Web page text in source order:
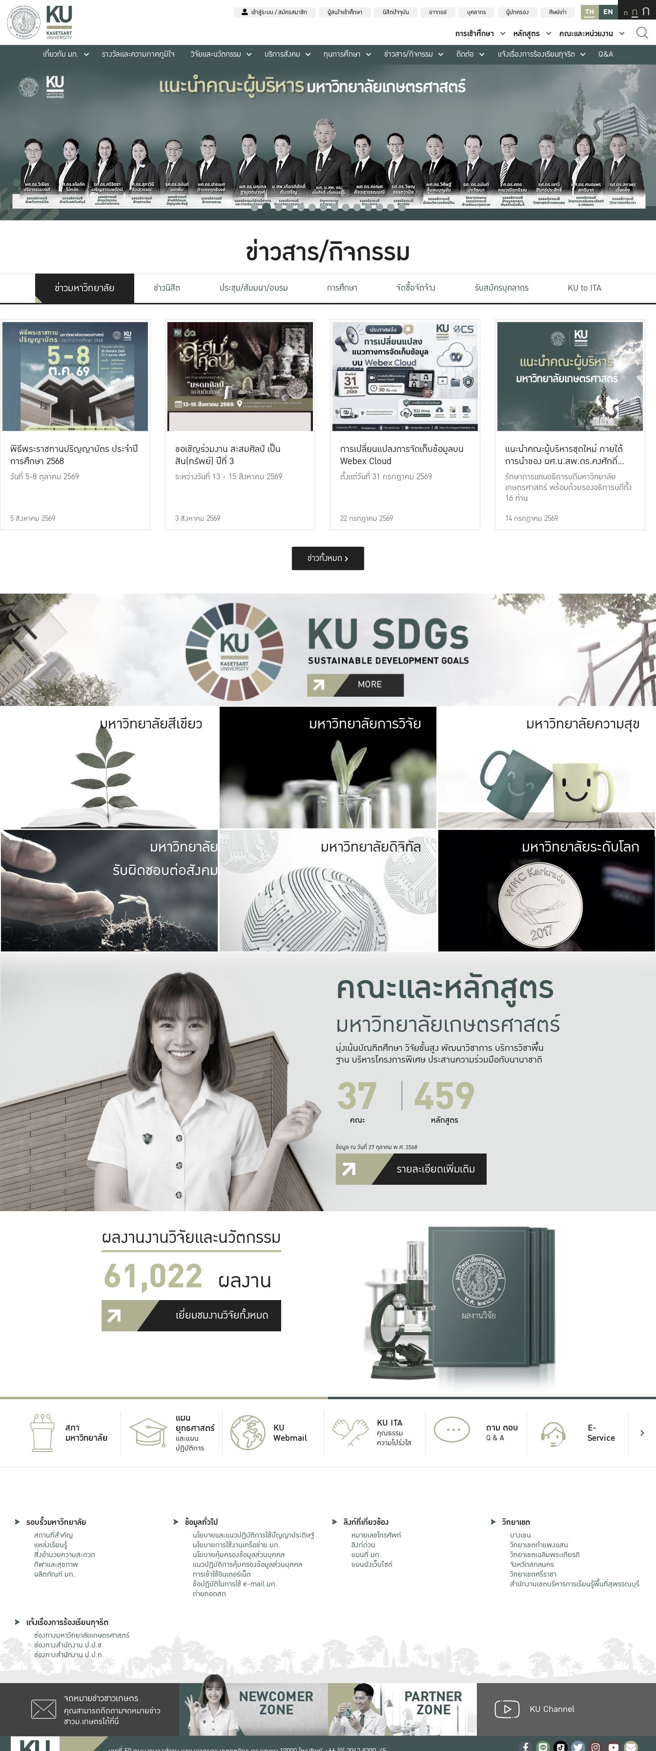
เข้าสู่ระบบ / สมัครสมาชิก ผู้สนใจเข้าศึกษา นิสิตปัจจุบัน อาจารย์ บุคลากร ผู้ปกครอง ศิษย์เก่า TH EN ก ก ก
การเข้าศึกษา หลักสูตร
คณะและหน่วยงาน
เกี่ยวกับ มก.
รางวัลและความภาคภูมิใจ วิจัยและนวัตกรรม บริการสังคม ทุนการศึกษา ข่าวสาร/กิจกรรม ติดต่อ แจ้งเรื่องการร้องเรียนทุจริต Q&A
ข่าวสาร/กิจกรรม
ข่าวมหาวิทยาลัย ข่าวนิสิต ประชุม/สัมมนา/อบรม การศึกษา จัดซื้อจัดจ้าง รับสมัครบุคลากร KU to ITA
พิธีพระราชทานปริญญาบัตร ประจำปี
การศึกษา 2568
วันที่ 5-8 ตุลาคม 2569
5 สิงหาคม 2569
ขอเชิญร่วมงาน สะสมศิลป์ เป็น
สิน(ทรัพย์) ปีที่ 3
ระหว่างวันที่ 13 - 15 สิงหาคม 2569
3 สิงหาคม 2569
การเปลี่ยนแปลงการจัดเก็บข้อมูลบน
Webex Cloud
ตั้งแต่วันที่ 31 กรกฎาคม 2569
22 กรกฎาคม 2569
แนะนำคณะผู้บริหารชุดใหม่ ภายใต้
การนำของ ผศ.น.สพ.ดร.คงศักดิ์
เที่ยงธรรม
รักษาการแทนอธิการบดีมหาวิทยาลัย
เกษตรศาสตร์ พร้อมด้วยรองอธิการบดีทั้ง
16 ท่าน
14 กรกฎาคม 2569
ข่าวทั้งหมด
มหาวิทยาลัยสีเขียว มหาวิทยาลัย
เกษตรศาสตร์ มีพื้นที่เขียวสดใส หนาแน่น
เป็นป่าในเมือง (URBAN FOREST)
เกษตรในเมือง (URBAN AGRICULTURE)
ที่นับรวมกันได้ประมาณ 1,400 ไร่
มหาวิทยาลัยการวิจัย มหาวิทยาลัย
ให้กับประชาชน
มหาวิทยาลัยความสุข
มหาวิทยาลัย
รับผิดชอบต่อสังคม
มหาวิทยาลัยรับผิดชอบต่อสังคม
ร่วมมือกับชุมชน เพื่อความกินดีอยู่ดี
และความสุขอย่างยั่งยืน
มองปัญหาในภาพกว้าง
แก้ไขจากปัญหาจุดเล็กๆ
มหาวิทยาลัยดิจิทัล มหาวิทยา
พร้อมที่จ
และผลักดันในการใช้ระบบส
เพื่อการทำงานแ
มหาวิทยาลัยระดับโลก
คณะและหลักสูตร
มหาวิทยาลัยเกษตรศาสตร์
มุ่งเน้นบัณฑิตศึกษา วิจัยขั้นสูง พัฒนาวิชาการ บริการวิชาพื้น
ฐาน บริหารโครงการพิเศษ ประสานความร่วมมือกับนานาชาติ
37
คณะ 459
หลักสูตร
ข้อมูล ณ วันที่ 27 ตุลาคม พ.ศ. 2568
รายละเอียดเพิ่มเติม
ผลงานงานวิจัยและนวัตกรรม
61,022 ผลงาน
เยี่ยมชมงานวิจัยทั้งหมด
สภา
มหาวิทยาลัย
แผน
ยุทธศาสตร์
และแผน
ปฏิบัติการ
KU
Webmail
KU ITA
คุณธรรม
ความโปร่งใส
... ถาม ตอบ
Q & A
E-
Service
รอบรั้วมหาวิทยาลัย
สถานที่สำคัญ
แหล่งเรียนรู้
สิ่งอำนวยความสะดวก
กีฬาและสุขภาพ
ผลิตภัณฑ์ มก.
ข้อมูลทั่วไป
นโยบายและแนวปฏิบัติการใช้ปัญญาประดิษฐ์
นโยบายการใช้งานเครือข่าย มก.
นโยบายคุ้มครองข้อมูลส่วนบุคคล
แนวปฏิบัติการคุ้มครองข้อมูลส่วนบุคคล
การเข้าใช้อินเตอร์เน็ต
ข้อปฏิบัติในการใช้ e-mail มก.
ถ่ายทอดสด
ลิงก์ที่เกี่ยวข้อง
หมายเลขโทรศัพท์
ลิงก์ด่วน
แผนที่ มก.
แผนผังเว็บไซต์
วิทยาเขต
บางเขน
วิทยาเขตกําแพงแสน
วิทยาเขตเฉลิมพระเกียรติ
จังหวัดสกลนคร
วิทยาเขตศรีราชา
สำนักงานเขตบริหารการเรียนรู้พื้นที่สุพรรณบุรี
แจ้งเรื่องการร้องเรียนทุจริต
ช่องทางมหาวิทยาลัยเกษตรศาสตร์
ช่องทางสำนักงาน ป.ป.ช.
ช่องทางสำนักงาน ป.ป.ท.
จดหมายข่าวชาวเกษตร
คุณสามารถติดตามจดหมายข่าว
ชาวม.เกษตรได้ที่นี่
NEWCOMER
ZONE
PARTNER
ZONE KU Channel